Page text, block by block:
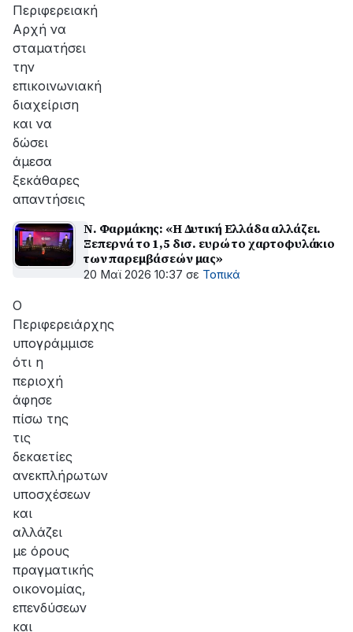
Περιφερειακή
Αρχή να
σταματήσει
την
επικοινωνιακή
διαχείριση
και να
δώσει
άμεσα
ξεκάθαρες
απαντήσεις
Ν. Φαρμάκης: «Η Δυτική Ελλάδα αλλάζει.
Ξεπερνά το 1,5 δισ. ευρώ το χαρτοφυλάκιο
των παρεμβάσεών μας»
20 Μαϊ 2026 10:37 σε Τοπικά
Ο
Περιφερειάρχης
υπογράμμισε
ότι η
περιοχή
άφησε
πίσω της
τις
δεκαετίες
ανεκπλήρωτων
υποσχέσεων
και
αλλάζει
με όρους
πραγματικής
οικονομίας,
επενδύσεων
και